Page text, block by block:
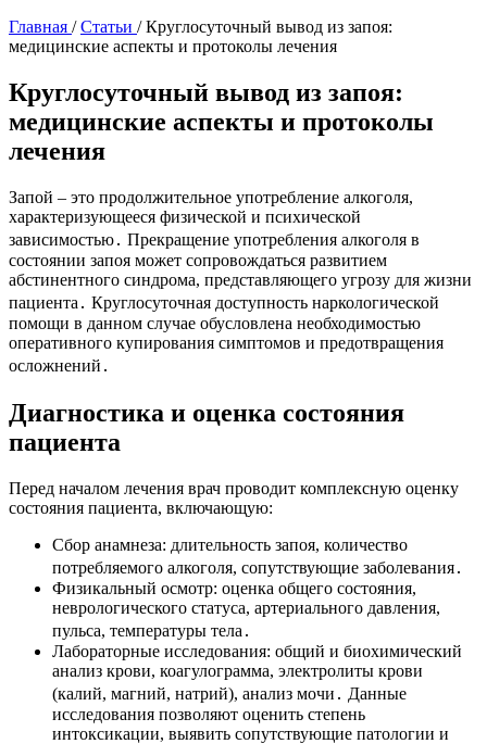
Главная /Статьи /Круглосуточный вывод из запоя:
медицинские аспекты и протоколы лечения
Круглосуточный вывод из запоя:
медицинские аспекты и протоколы
лечения
Запой – это продолжительное употребление алкоголя,
характеризующееся физической и психической
зависимостью․ Прекращение употребления алкоголя в
состоянии запоя может сопровождаться развитием
абстинентного синдрома, представляющего угрозу для жизни
пациента․ Круглосуточная доступность наркологической
помощи в данном случае обусловлена необходимостью
оперативного купирования симптомов и предотвращения
осложнений․
Диагностика и оценка состояния
пациента
Перед началом лечения врач проводит комплексную оценку
состояния пациента, включающую:
Сбор анамнеза: длительность запоя, количество
потребляемого алкоголя, сопутствующие заболевания․
Физикальный осмотр: оценка общего состояния,
неврологического статуса, артериального давления,
пульса, температуры тела․
Лабораторные исследования: общий и биохимический
анализ крови, коагулограмма, электролиты крови
(калий, магний, натрий), анализ мочи․ Данные
исследования позволяют оценить степень
интоксикации, выявить сопутствующие патологии и